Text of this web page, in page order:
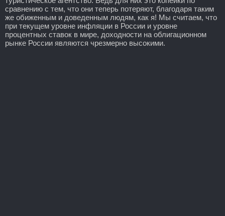
сравнению с тем, что они теперь потеряют, благодаря таким
же обиженным и доведенным людям, как я! Мы считаем, что
при текущем уровне инфляции в России и уровне
процентных ставок в мире, доходности на облигационном
рынке России являются чрезмерно высокими.